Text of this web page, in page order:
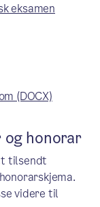
eksamen
(DOCX)
honorar
tilsendt
videre til